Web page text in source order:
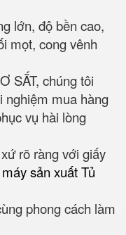
lớn, độ bền cao,
mọt, cong vênh
SẮT, chúng tôi
nghiệm mua hàng
vụ hài lòng
rõ ràng với giấy
sản xuất Tủ
phong cách làm